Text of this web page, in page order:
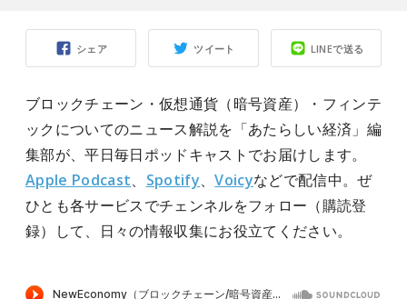
シェア ツイート LINEで送る
ブロックチェーン・仮想通貨（暗号資産）・フィンテ
ックについてのニュース解説を「あたらしい経済」編
集部が、平日毎日ポッドキャストでお届けします。
Apple Podcast、 Spotify、Voicyなどで配信中。ぜ
ひとも各サービスでチェンネルをフォロー（購読登
録）して、日々の情報収集にお役立てください。